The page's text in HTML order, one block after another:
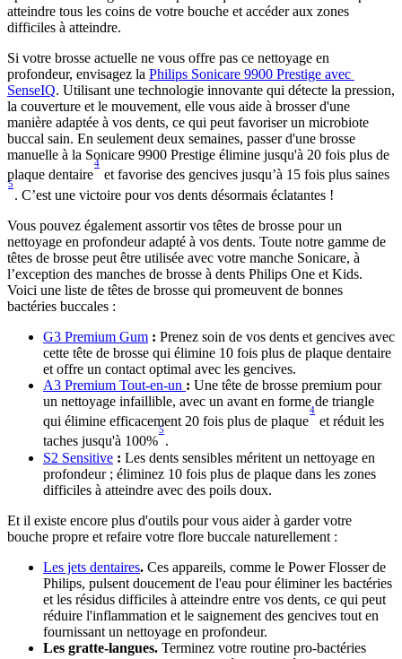
atteindre tous les coins de votre bouche et accéder aux zones
difficiles à atteindre.
Si votre brosse actuelle ne vous offre pas ce nettoyage en
profondeur, envisagez la Philips Sonicare 9900 Prestige avec
SenseIQ. Utilisant une technologie innovante qui détecte la pression,
la couverture et le mouvement, elle vous aide à brosser d'une
manière adaptée à vos dents, ce qui peut favoriser un microbiote
buccal sain. En seulement deux semaines, passer d'une brosse
manuelle à la Sonicare 9900 Prestige élimine jusqu'à 20 fois plus de
plaque dentaire
4
et favorise des gencives jusqu’à 15 fois plus saines
5
. C’est une victoire pour vos dents désormais éclatantes !
Vous pouvez également assortir vos têtes de brosse pour un
nettoyage en profondeur adapté à vos dents. Toute notre gamme de
têtes de brosse peut être utilisée avec votre manche Sonicare, à
l’exception des manches de brosse à dents Philips One et Kids.
Voici une liste de têtes de brosse qui promeuvent de bonnes
bactéries buccales :
G3 Premium Gum : Prenez soin de vos dents et gencives avec
cette tête de brosse qui élimine 10 fois plus de plaque dentaire
et offre un contact optimal avec les gencives.
A3 Premium Tout-en-un : Une tête de brosse premium pour
un nettoyage infaillible, avec un avant en forme de triangle
qui élimine efficacement 20 fois plus de plaque
4
et réduit les
taches jusqu'à 100%
5
.
S2 Sensitive : Les dents sensibles méritent un nettoyage en
profondeur ; éliminez 10 fois plus de plaque dans les zones
difficiles à atteindre avec des poils doux.
Et il existe encore plus d'outils pour vous aider à garder votre
bouche propre et refaire votre flore buccale naturellement :
Les jets dentaires. Ces appareils, comme le Power Flosser de
Philips, pulsent doucement de l'eau pour éliminer les bactéries
et les résidus difficiles à atteindre entre vos dents, ce qui peut
réduire l'inflammation et le saignement des gencives tout en
fournissant un nettoyage en profondeur.
Les gratte-langues. Terminez votre routine pro-bactéries